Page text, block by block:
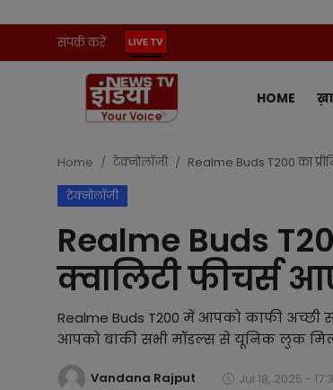
संपर्क करें
HOME
संपर्क करें
ख़ास रपट
मनोरंजन
Home टेक्नोलॉजी Realme Buds T200 का
टेक्नोलॉजी
Realme Buds
क्वालिटी फीचर्स
Realme Buds T200 में आपको काफी अच्छी
आपको बाकी सभी मॉडल्स से यूनिक लुक
Vandana Rajput Jul 18, 2025 -